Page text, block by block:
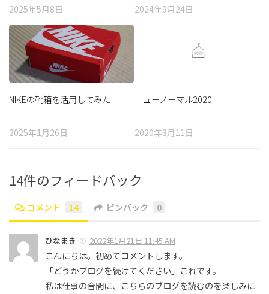
2025年5月8日 2024年9月24日
NIKEの靴箱を活用してみた
2025年1月26日
ニューノーマル2020
2020年3月11日
14件のフィードバック
コメント 14 ピンバック 0
ひなまき 2022年1月21日 11:45 AM
こんにちは。初めてコメントします。
「どうかブログを続けてください」これです。
私は仕事の合間に、こちらのブログを読むのを楽しみに